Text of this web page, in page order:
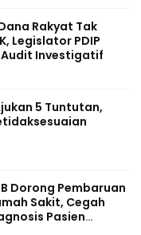
Rakyat Tak
Legislator PDIP
Audit Investigatif
5 Tuntutan,
Dorong Pembaruan
Sakit, Cegah
Pasien